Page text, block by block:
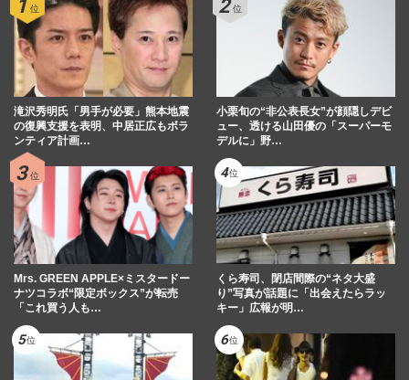
滝沢秀明氏「男手が必要」熊本地震
の復興支援を表明、中居正広もボラ
ンティア計画…
小栗旬の“非公表長女”が顔隠しデビ
ュー、透ける山田優の「スーパーモ
デルに」野…
Mrs. GREEN APPLE×ミスタードー
ナツコラボ“限定ボックス”が転売
「これ買う人も…
くら寿司、閉店間際の“ネタ大盛
り”写真が話題に「出会えたらラッ
キー」広報が明…